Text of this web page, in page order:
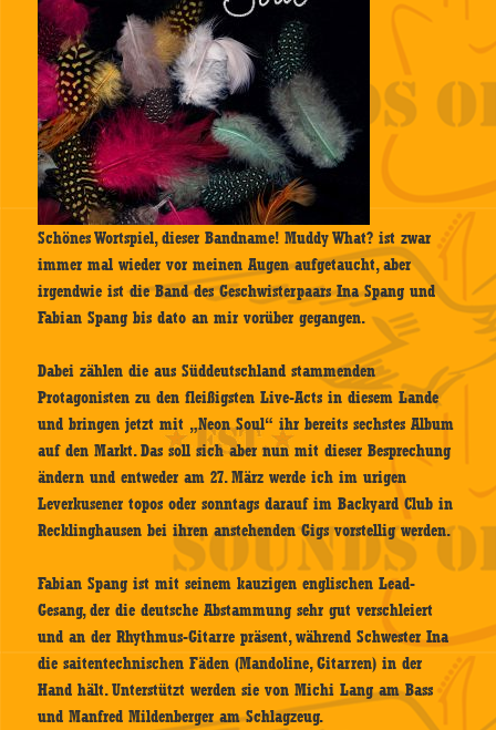
Schönes Wortspiel, dieser Bandname! Muddy What? ist zwar
immer mal wieder vor meinen Augen aufgetaucht, aber
irgendwie ist die Band des Geschwisterpaars Ina Spang und
Fabian Spang bis dato an mir vorüber gegangen.
Dabei zählen die aus Süddeutschland stammenden
Protagonisten zu den fleißigsten Live-Acts in diesem Lande
und bringen jetzt mit „Neon Soul“ ihr bereits sechstes Album
auf den Markt. Das soll sich aber nun mit dieser Besprechung
ändern und entweder am 27. März werde ich im urigen
Leverkusener topos oder sonntags darauf im Backyard Club in
Recklinghausen bei ihren anstehenden Gigs vorstellig werden.
Fabian Spang ist mit seinem kauzigen englischen Lead-
Gesang, der die deutsche Abstammung sehr gut verschleiert
und an der Rhythmus-Gitarre präsent, während Schwester Ina
die saitentechnischen Fäden (Mandoline, Gitarren) in der
Hand hält. Unterstützt werden sie von Michi Lang am Bass
und Manfred Mildenberger am Schlagzeug.